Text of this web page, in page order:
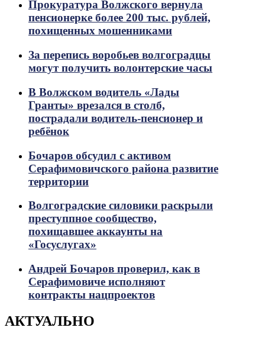
Прокуратура Волжского вернула
пенсионерке более 200 тыс. рублей,
похищенных мошенниками
За перепись воробьев волгоградцы
могут получить волонтерские часы
В Волжском водитель «Лады
Гранты» врезался в столб,
пострадали водитель-пенсионер и
ребёнок
Бочаров обсудил с активом
Серафимовичского района развитие
территории
Волгоградские силовики раскрыли
преступпное сообщество,
похищавшее аккаунты на
«Госуслугах»
Андрей Бочаров проверил, как в
Серафимовиче исполняют
контракты нацпроектов
АКТУАЛЬНО